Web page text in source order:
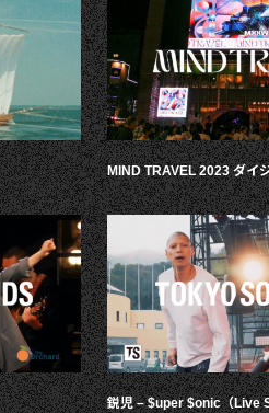
MIND TRAVEL 2023 ダイ
鋭児 – $uper $onic（Live